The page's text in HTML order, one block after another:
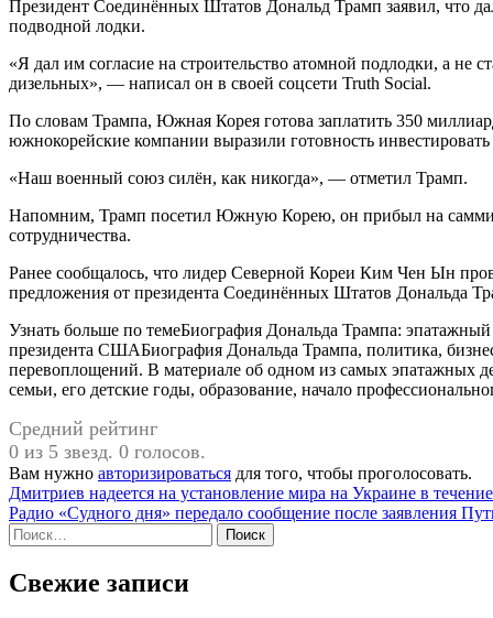
Президент Соединённых Штатов Дональд Трамп заявил, что
подводной лодки.
«Я дал им согласие на строительство атомной подлодки, а не
дизельных», — написал он в своей соцсети Truth Social.
По словам Трампа, Южная Корея готова заплатить 350
южнокорейские компании выразили готовность
«Наш военный союз силён, как никогда», — отметил Трамп.
Напомним, Трамп посетил Южную Корею, он прибыл на саммит
сотрудничества.
Ранее сообщалось, что лидер Северной Кореи Ким Чен Ын
предложения от президента Соединённых Штатов Дональда
Узнать больше по темеБиография Дональда Трампа:
президента СШАБиография Дональда Трампа, политика,
перевоплощений. В материале об одном из самых эпатажных
семьи, его детские годы, образование, начало
Средний рейтинг
0 из 5 звезд. 0 голосов.
Вам нужно авторизироваться для того, чтобы проголосовать.
Навигация
по
записям
Дмитриев надеется на установление мира на Украине в
Радио «Судного дня» передало сообщение после заявления
Найти:
Свежие записи